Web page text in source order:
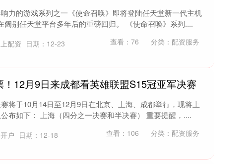
力的游戏系列之一《使命召唤》即将登陆任天堂新一代主机
阔别任天堂平台多年后的重磅回归。 《使命召唤》系列....
配资 日期：12-23 查看： 76 分类： 配资服务
12月9日来成都看英雄联盟S15冠亚军决赛
将于10月14日至12月9日在北京、上海、成都举行，现将上
布如下： 上海（四分之一决赛和半决赛） 重要提醒，....
户 日期：12-18 查看： 106 分类： 配资服务